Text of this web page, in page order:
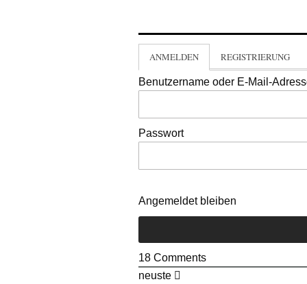
ANMELDEN REGISTRIERUNG
Benutzername oder E-Mail-
Passwort
Angemeldet bleiben
18 Comments
neuste